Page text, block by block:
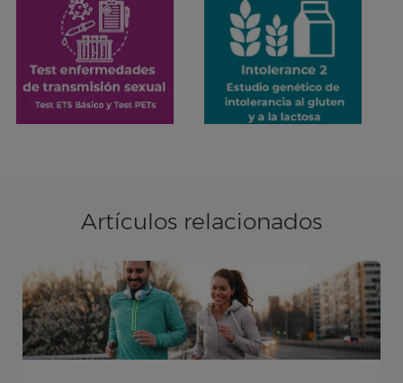
Artículos relacionados